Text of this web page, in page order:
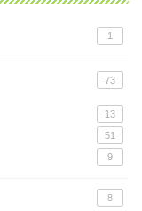
1
73
13
51
9
8